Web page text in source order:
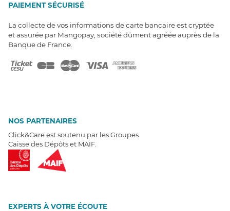
PAIEMENT SÉCURISÉ
La collecte de vos informations de carte bancaire est cryptée
et assurée par Mangopay, société dûment agréée auprès de la
Banque de France.
NOS PARTENAIRES
Click&Care est soutenu par les Groupes
Caisse des Dépôts et MAIF.
EXPERTS À VOTRE ÉCOUTE